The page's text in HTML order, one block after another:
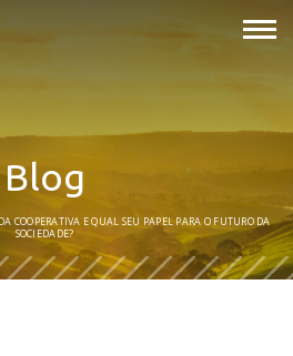
Blog
COOPERATIVA E QUAL SEU PAPEL PARA O FUTURO DA
SOCIEDADE?